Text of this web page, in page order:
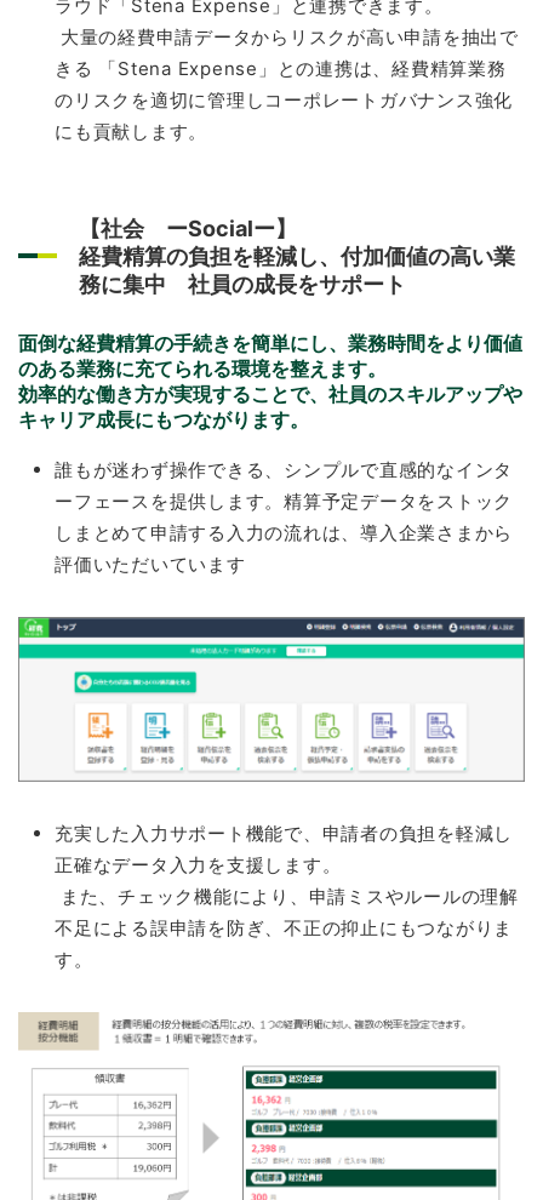
ラウド「Stena Expense」と連携できます。
大量の経費申請データからリスクが高い申請を抽出で
きる 「Stena Expense」との連携は、経費精算業務
のリスクを適切に管理しコーポレートガバナンス強化
にも貢献します。
【社会 ーSocialー】
経費精算の負担を軽減し、付加価値の高い業
務に集中 社員の成長をサポート
面倒な経費精算の手続きを簡単にし、業務時間をより価値
のある業務に充てられる環境を整えます。
効率的な働き方が実現することで、社員のスキルアップや
キャリア成長にもつながります。
誰もが迷わず操作できる、シンプルで直感的なインタ
ーフェースを提供します。精算予定データをストック
しまとめて申請する入力の流れは、導入企業さまから
評価いただいています
充実した入力サポート機能で、申請者の負担を軽減し
正確なデータ入力を支援します。
また、チェック機能により、申請ミスやルールの理解
不足による誤申請を防ぎ、不正の抑止にもつながりま
す。